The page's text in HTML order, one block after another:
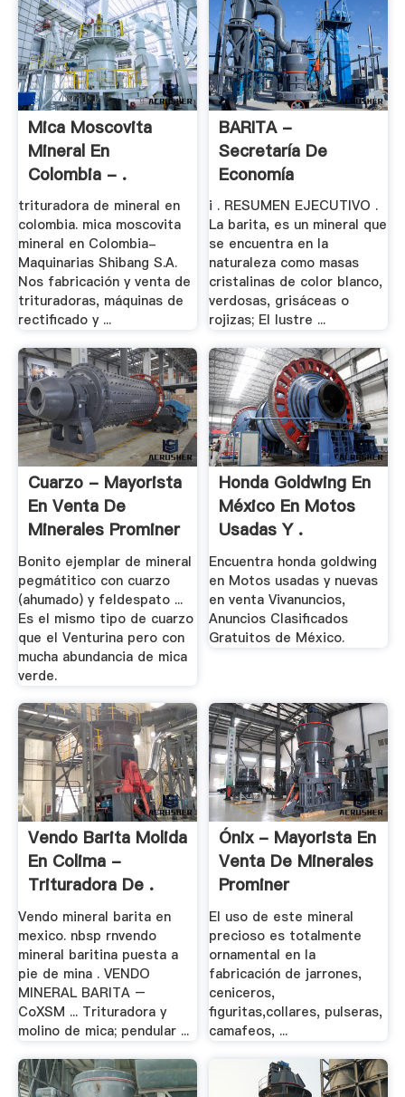
Mica Moscovita
Mineral En
Colombia - .
trituradora de mineral en
colombia. mica moscovita
mineral en Colombia-
Maquinarias Shibang S.A.
Nos fabricación y venta de
trituradoras, máquinas de
rectificado y ...
BARITA -
Secretaría De
Economía
i . RESUMEN EJECUTIVO .
La barita, es un mineral que
se encuentra en la
naturaleza como masas
cristalinas de color blanco,
verdosas, grisáceas o
rojizas; El lustre ...
Cuarzo - Mayorista
En Venta De
Minerales Prominer
Bonito ejemplar de mineral
pegmátitico con cuarzo
(ahumado) y feldespato ...
Es el mismo tipo de cuarzo
que el Venturina pero con
mucha abundancia de mica
verde.
Honda Goldwing En
México En Motos
Usadas Y .
Encuentra honda goldwing
en Motos usadas y nuevas
en venta Vivanuncios,
Anuncios Clasificados
Gratuitos de México.
Vendo Barita Molida
En Colima -
Trituradora De .
Vendo mineral barita en
mexico. nbsp rnvendo
mineral baritina puesta a
pie de mina . VENDO
MINERAL BARITA –
CoXSM ... Trituradora y
molino de mica; pendular ...
Ónix - Mayorista En
Venta De Minerales
Prominer
El uso de este mineral
precioso es totalmente
ornamental en la
fabricación de jarrones,
ceniceros,
figuritas,collares, pulseras,
camafeos, ...